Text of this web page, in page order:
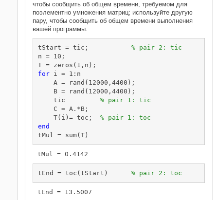
чтобы сообщить об общем времени, требуемом для
поэлементно умножения матриц; используйте другую
пару, чтобы сообщить об общем времени выполнения
вашей программы.
tStart = tic; % pair 2: tic
n = 10;
for i = 1:n
    A = rand(12000,4400);
    B = rand(12000,4400);
    tic
% pair 1: tic
    C = A.*B;
    T(i)= toc;
% pair 1: toc
end
tMul = sum(T)
tEnd = toc(tStart) % pair 2: toc